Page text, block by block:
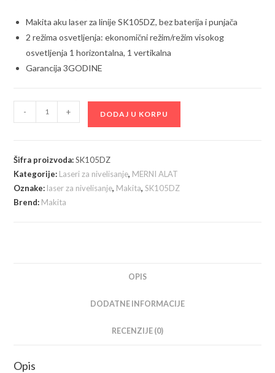
Makita aku laser za linije SK105DZ, bez baterija i punjača
2 režima osvetljenja: ekonomični režim/režim visokog
osvetljenja 1 horizontalna, 1 vertikalna
Garancija 3GODINE
SK105DZ
laser
sa
ukrštenim
linijama
- + DODAJ U KORPU
Šifra proizvoda:SK105DZ
Kategorije: Laseri za nivelisanje, MERNI ALAT
Oznake: laser za nivelisanje, Makita,SK105DZ
Brend: Makita
OPIS
DODATNE INFORMACIJE
RECENZIJE (0)
Opis